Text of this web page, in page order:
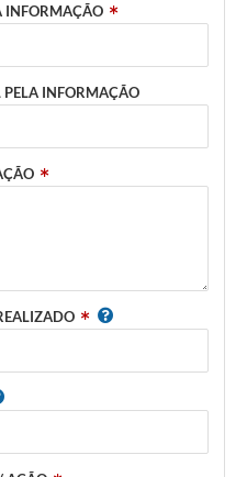
INFORMAÇÃO
PELA INFORMAÇÃO